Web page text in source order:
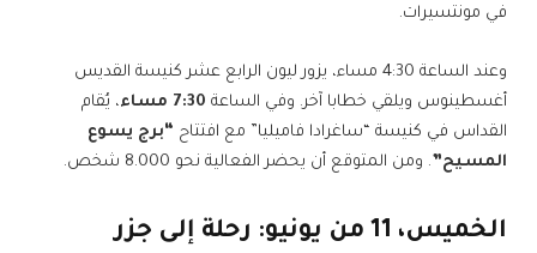
في مونتسيرات.
وعند الساعة 4:30 مساء، يزور ليون الرابع عشر كنيسة القديس
أغسطينوس ويلقي خطابا آخر. وفي الساعة 7:30 مساء
، يُقام
القداس في كنيسة “ساغرادا فاميليا” مع افتتاح “برج يسوع
المسيح”. ومن المتوقع أن يحضر الفعالية نحو 8.000 شخص.
الخميس، 11 من يونيو: رحلة إلى جزر